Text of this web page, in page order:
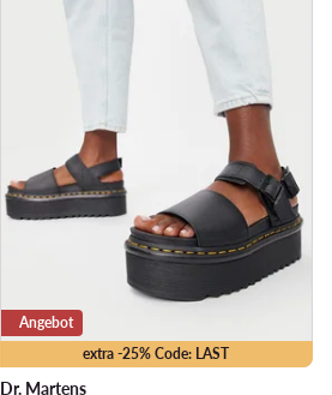
extra -25% Code: LAST
Angebot
Dr. Martens